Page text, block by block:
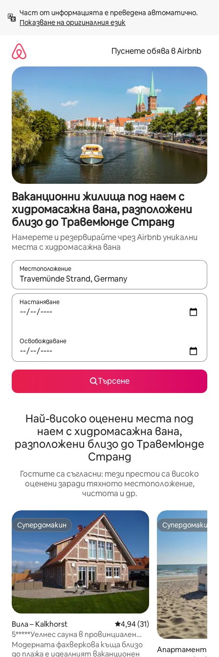
към
съдържанието
Показване на оригиналния език
Пуснете обява в Airbnb
Ваканционни жилища под наем с
хидромасажна вана, разположени
близо до Травемюнде Странд
Намерете и резервирайте чрез Airbnb уникални
места с хидромасажна вана
Местоположение
Когато резултатите се покажат, използвайте
Настаняване
Освобождаване
Търсене
Най-високо оценени места под
наем с хидромасажна вана,
разположени близо до Травемюнде
Странд
Гостите са съгласни: тези престои са високо
оценени заради тяхното местоположение,
чистота и др.
Супердомакин
Супердомакин
Вила – Kalkhorst Средна оценка: 4,94 от 5,
4,94 (31)
5*****Уелнес сауна в провинциален
стил, външна + вътрешна
хидромасажна вана
Модерната фахверкова къща близо
до плажа е идеалният ваканционен
Супердомакин
Супердомакин
Апартамент –